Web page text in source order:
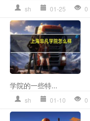
sh 01-25 0
学院的一些特...
sh 01-10 0